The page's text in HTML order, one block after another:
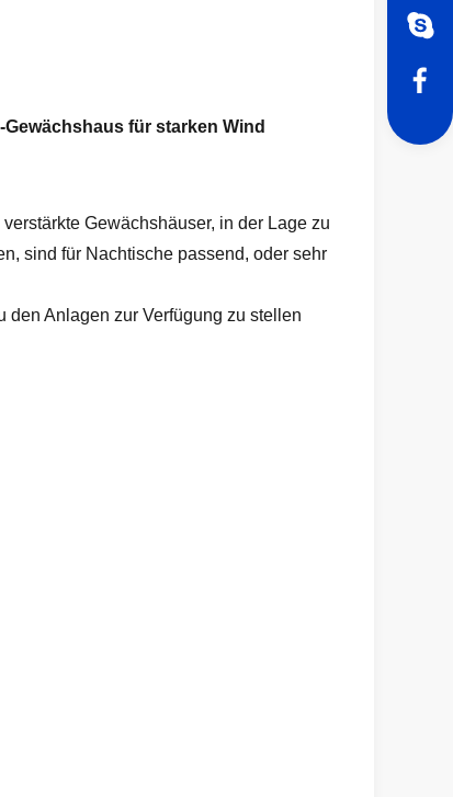
für starken Wind
Gewächshäuser, in der Lage zu
sind für Nachtische passend, oder sehr
Anlagen zur Verfügung zu stellen